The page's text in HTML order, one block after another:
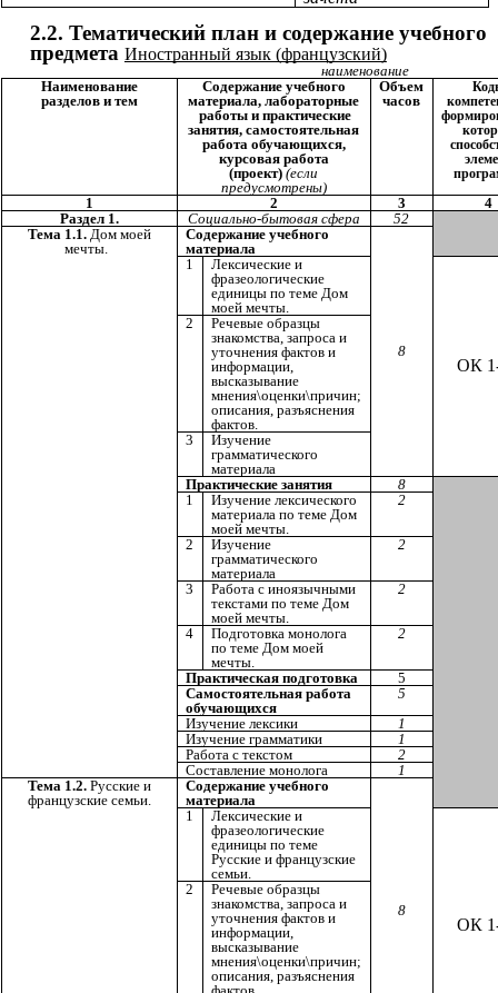
2.2. Тематический план и содержание учебного
предмета Иностранный язык (французский)
наименование
Наименование
разделов и тем
Содержание учебного
материала, лабораторные
работы и практические
занятия, самостоятельная
работа обучающихся,
курсовая работа
(проект) (если
предусмотрены)
Объем
часов
1 2 3
4
Раздел 1.
Социально-бытовая сфера
52
Тема 1.1. Дом моей
мечты.
Содержание учебного
материала
8
1
Лексические и
фразеологические
единицы по теме Дом
моей мечты.
ОК
2
Речевые образцы
знакомства, запроса и
уточнения фактов и
информации,
высказывание
мнения\оценки\причин;
описания, разъяснения
фактов.
3
Изучение
грамматического
материала
Практические занятия
8
1
Изучение лексического
материала по теме Дом
моей мечты.
2
2
Изучение
грамматического
материала
2
3
Работа с иноязычными
текстами по теме Дом
моей мечты.
2
4
Подготовка монолога
по теме Дом моей
мечты.
2
Практическая подготовка
5
Самостоятельная работа
обучающихся
5
Изучение лексики
1
Изучение грамматики
1
Работа с текстом
2
Составление монолога
1
Тема 1.2. Русские и
французские семьи.
Содержание учебного
материала
8
1
Лексические и
фразеологические
единицы по теме
Русские и французские
семьи.
ОК
2
Речевые образцы
знакомства, запроса и
уточнения фактов и
информации,
высказывание
мнения\оценки\причин;
описания, разъяснения